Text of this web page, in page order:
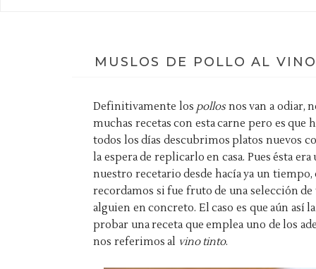
MUSLOS DE POLLO AL
Definitivamente los pollosnos van a odiar,
muchas recetas con esta carne pero es que
todos los días descubrimos platos nuevos
la espera de replicarlo en casa. Pues ésta
nuestro recetario desde hacía ya un
recordamos si fue fruto de una selección
alguien en concreto. El caso es que aún así
probar una receta que emplea uno de los
nos referimos al vino tinto.